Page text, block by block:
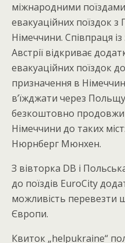
міжнародними
евакуаційних поїздок з
Німеччини. Співпраця із
Австрії відкриває
евакуаційних поїздок
призначення в
в’їжджати через
безкоштовно
Німеччини до таких
Нюрнберг Мюнхен.
З вівторка DB і
до поїздів EuroCity
можливість перевезти
Європи.
Квиток „helpukraine“